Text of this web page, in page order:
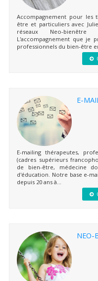
Accompagnement pour les
être et particuliers avec
réseaux Neo-
L'accompagnement que je
professionnels du bien-être
E-
E-mailing thérapeutes,
(cadres supérieurs
de bien-être, médecine
d'éducation. Notre base e-
depuis 20 ans à...
NEO-